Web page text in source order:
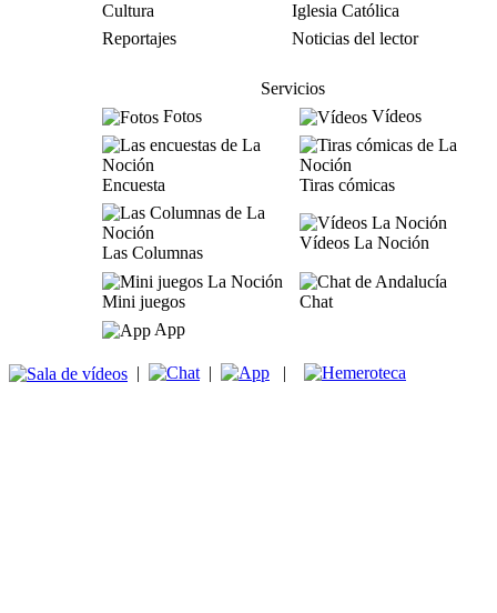
Cultura
Iglesia Católica
Reportajes
Noticias del lector
Servicios
Fotos
Vídeos
Encuesta Tiras cómicas
Las Columnas
Vídeos La Noción
Mini juegos
Chat
App
| | |